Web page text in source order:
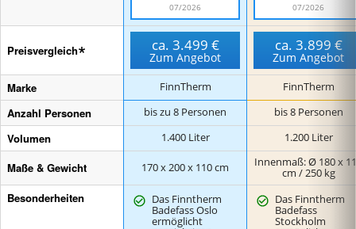
07/2026 07/2026
Preisvergleich ca. 3.499 €
Zum Angebot
ca. 3.899 €
Zum Angebot
Marke FinnTherm FinnTherm
Anzahl Personen bis zu 8 Personen bis 8 Personen
Volumen 1.400 Liter 1.200 Liter
Maße & Gewicht 170 x 200 x 110 cm
Innenmaß: Ø 180 x
cm / 250 kg
Besonderheiten
Das Finntherm
Badefass Oslo
ermöglicht
Das Finntherm
Badefass
Stockholm